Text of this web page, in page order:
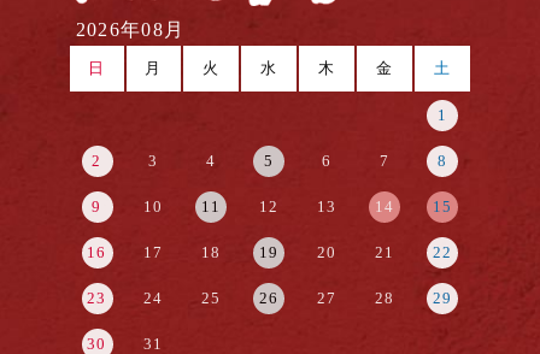
2026年08月
日 月 火 水 木 金 土
1
2 3 4 5 6 7 8
9 10 11 12 13 14 15
16 17 18 19 20 21 22
23 24 25 26 27 28 29
30 31